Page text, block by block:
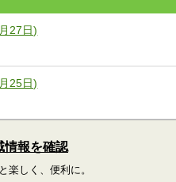
27日)
25日)
情報を確認
楽しく、便利に。